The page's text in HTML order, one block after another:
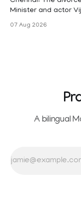
Minister and actor
Sowrnalingam has
07 Aug 2026
A bilingual